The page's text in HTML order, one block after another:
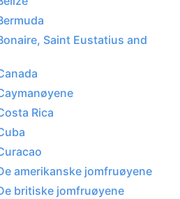
Saint Eustatius and
Rica
amerikanske jomfruøyene
britiske jomfruøyene